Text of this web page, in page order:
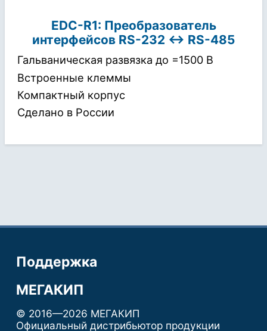
EDC-R1: Преобразователь
интерфейсов RS-232 ↔ RS-485
Гальваническая развязка до =1500 В
Встроенные клеммы
Компактный корпус
Сделано в России
© 2016—2026 МЕГАКИП
Официальный дистрибьютор продукции
МЕГАКИП
Поддержка